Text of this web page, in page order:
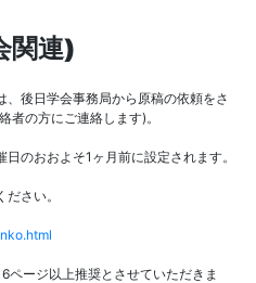
関連)
後日学会事務局から原稿の依頼をさ
者の方にご連絡します)。
のおおよそ1ヶ月前に設定されます。
さい。
ページ以上推奨とさせていただきま